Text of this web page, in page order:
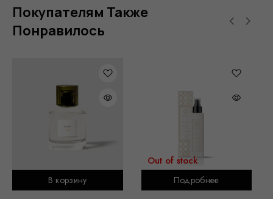
Покупателям Также
Понравилось
В корзину Подробнее
Out of stock